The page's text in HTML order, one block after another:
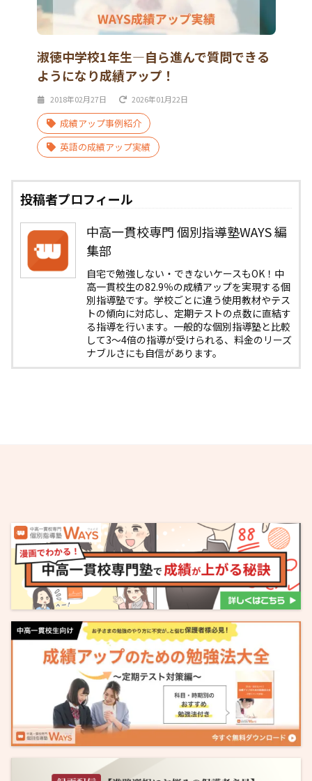
淑徳中学校1年生―自ら進んで質問できる
ようになり成績アップ！
2018年02月27日 2026年01月22日
成績アップ事例紹介
英語の成績アップ実績
投稿者プロフィール
中高一貫校専門 個別指導塾WAYS 編
集部
自宅で勉強しない・できないケースもOK！中
高一貫校生の82.9％の成績アップを実現する個
別指導塾です。学校ごとに違う使用教材やテス
トの傾向に対応し、定期テストの点数に直結す
る指導を行います。一般的な個別指導塾と比較
して3〜4倍の指導が受けられる、料金のリーズ
ナブルさにも自信があります。